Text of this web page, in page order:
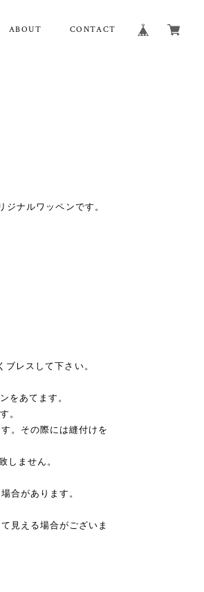
ABOUT CONTACT
ジナルワッペンです。
レスして下さい。
をあてます。
。
。その際には縫付けを
しません。
合があります。
見える場合がございま